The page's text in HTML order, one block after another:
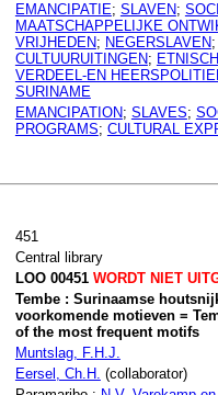
EMANCIPATIE; SLAVEN;
MAATSCHAPPELIJKE
VRIJHEDEN; NEGERSLAVEN
CULTUURUITINGEN;
VERDEEL-EN
SURINAME
EMANCIPATION; SLAVES;
PROGRAMS; CULTURAL
451
Central library
LOO 00451WORDT NIET
Tembe : Surinaamse
voorkomende motieven =
of the most frequent motifs
Muntslag, F.H.J.
Eersel, Ch.H. (collaborator)